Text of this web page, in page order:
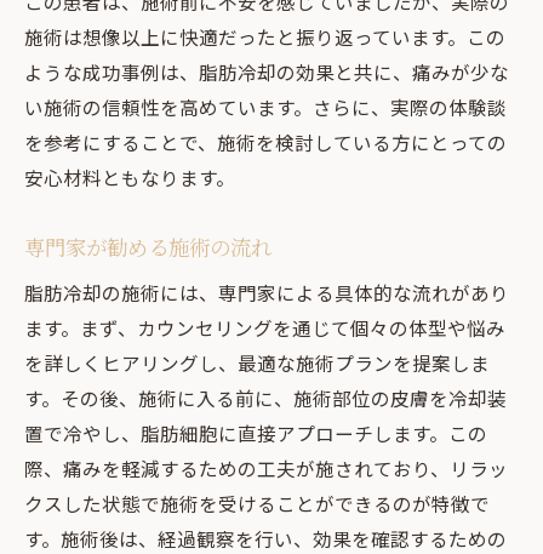
施術は想像以上に快適だったと振り返っています。この
ような成功事例は、脂肪冷却の効果と共に、痛みが少な
い施術の信頼性を高めています。さらに、実際の体験談
を参考にすることで、施術を検討している方にとっての
安心材料ともなります。
専門家が勧める施術の流れ
脂肪冷却の施術には、専門家による具体的な流れがあり
ます。まず、カウンセリングを通じて個々の体型や悩み
を詳しくヒアリングし、最適な施術プランを提案しま
す。その後、施術に入る前に、施術部位の皮膚を冷却装
置で冷やし、脂肪細胞に直接アプローチします。この
際、痛みを軽減するための工夫が施されており、リラッ
クスした状態で施術を受けることができるのが特徴で
す。施術後は、経過観察を行い、効果を確認するための